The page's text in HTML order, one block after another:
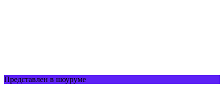
Представлен в шоуруме